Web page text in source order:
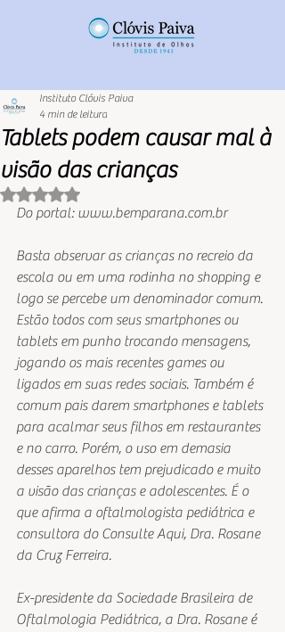
Tablets podem causar mal à
visão das crianças
Instituto Clóvis Paiva
4 min de leitura
Avaliado com NaN de 5 estrelas.
Do portal: www.bemparana.com.br
Basta observar as crianças no recreio da
escola ou em uma rodinha no shopping e
logo se percebe um denominador comum.
Estão todos com seus smartphones ou
tablets em punho trocando mensagens,
jogando os mais recentes games ou
ligados em suas redes sociais. Também é
comum pais darem smartphones e tablets
para acalmar seus filhos em restaurantes
e no carro. Porém, o uso em demasia
desses aparelhos tem prejudicado e muito
a visão das crianças e adolescentes. É o
que afirma a oftalmologista pediátrica e
consultora do Consulte Aqui, Dra. Rosane
da Cruz Ferreira.
Ex-presidente da Sociedade Brasileira de
Oftalmologia Pediátrica, a Dra. Rosane é